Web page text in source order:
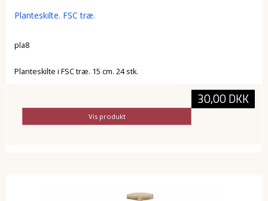
Planteskilte. FSC træ.
pla8
Planteskilte i FSC træ. 15 cm. 24 stk.
30,00 DKK
Vis produkt